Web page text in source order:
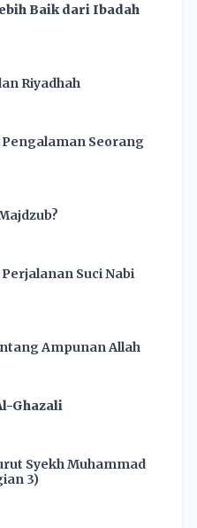
Baik dari Ibadah
Riyadhah
Seorang
Suci Nabi
Ampunan Allah
Ghazali
Syekh Muhammad
3)